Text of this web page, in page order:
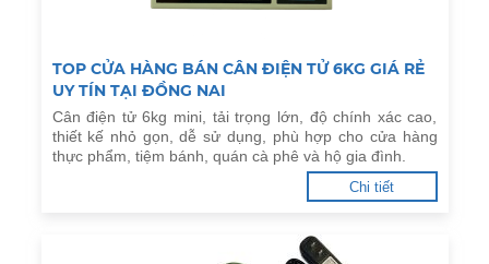
TOP CỬA HÀNG BÁN CÂN ĐIỆN TỬ 6KG GIÁ RẺ
UY TÍN TẠI ĐỒNG NAI
Cân điện tử 6kg mini, tải trọng lớn, độ chính xác cao,
thiết kế nhỏ gọn, dễ sử dụng, phù hợp cho cửa hàng
thực phẩm, tiệm bánh, quán cà phê và hộ gia đình.
Chi tiết